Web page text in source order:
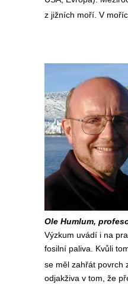
z jižních moří. V
Ole Humlum,
Výzkum uvádí i na
fosilní paliva. Kvůli
se měl zahřát povrch
odjakživa v tom, že